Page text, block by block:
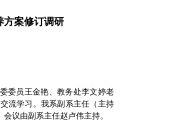
方案修订调研
委员王金艳、教务处李文婷老
流学习。我系副系主任（主持
议由副系主任赵卢伟主持。